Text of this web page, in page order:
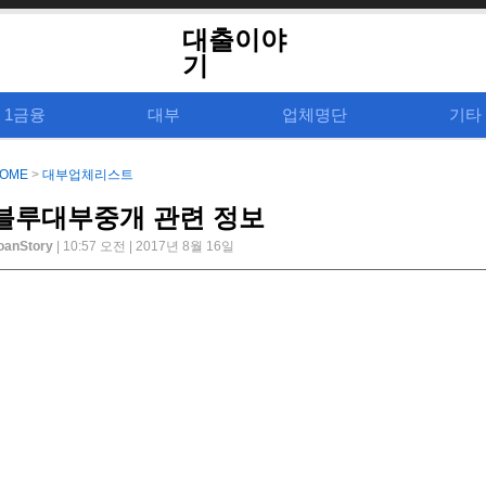
대출이야
기
1금융 대부 업체명단 기타
> 대부업체리스트
루대부중개 관련 정보
| 10:57 오전 | 2017년 8월 16일